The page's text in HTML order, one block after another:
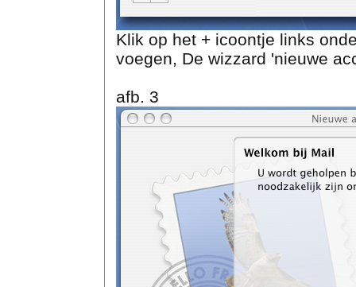
Klik op het + icoontje links
voegen, De wizzard 'nieuwe
afb. 3